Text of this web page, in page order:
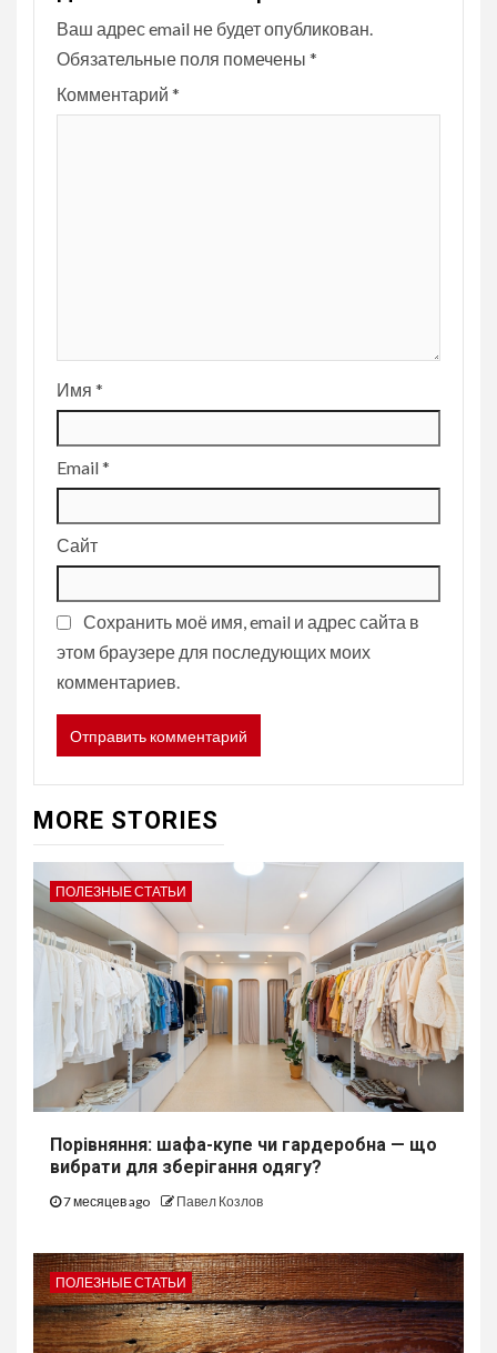
Ваш адрес email не будет опубликован.
Обязательные поля помечены *
Комментарий *
Имя *
Email*
Сайт
Сохранить моё имя, email и адрес сайта в
этом браузере для последующих моих
комментариев.
MORE STORIES
ПОЛЕЗНЫЕ СТАТЬИ
Порівняння: шафа-купе чи гардеробна — що
вибрати для зберігання одягу?
7 месяцев ago Павел Козлов
ПОЛЕЗНЫЕ СТАТЬИ